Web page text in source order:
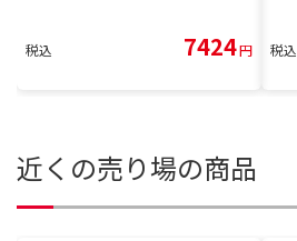
税込 7424円 税込
近くの売り場の商品